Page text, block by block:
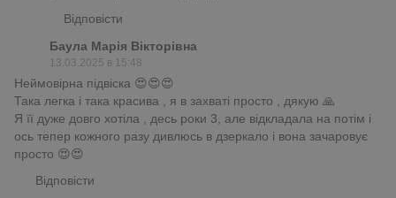
Відповісти
Баула Марія Вікторівна
13.03.2025 в 15:48
Неймовірна підвіска 😍😍😍
Така легка і така красива , я в захваті просто , дякую 🙏
Я її дуже довго хотіла , десь роки 3, але відкладала на потім і
ось тепер кожного разу дивлюсь в дзеркало і вона зачаровує
просто 😍😍
Відповісти